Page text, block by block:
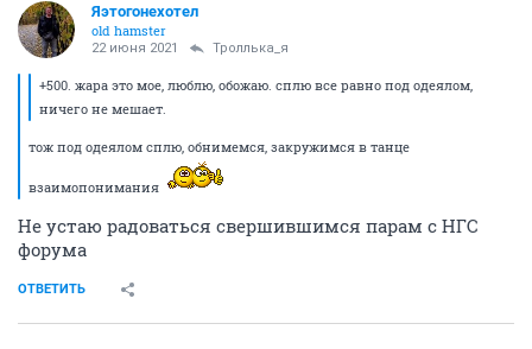
Яэтогонехотел
old hamster
22 июня 2021 Троллька_я
+500. жара это мое, люблю, обожаю. сплю все равно под одеялом,
ничего не мешает.
тож под одеялом сплю, обнимемся, закружимся в танце
взаимопонимания
Не устаю радоваться свершившимся парам с НГС
форума
ОТВЕТИТЬ